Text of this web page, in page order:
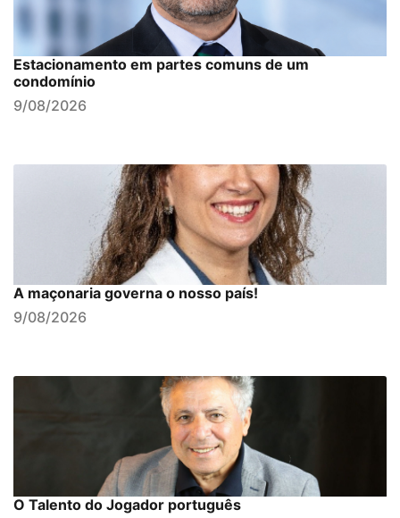
Estacionamento em partes comuns de um
condomínio
9/08/2026
A maçonaria governa o nosso país!
9/08/2026
O Talento do Jogador português